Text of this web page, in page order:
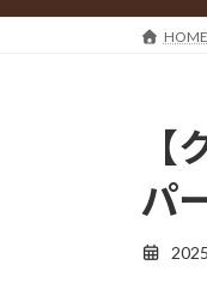
ス
ン
HOME
パ